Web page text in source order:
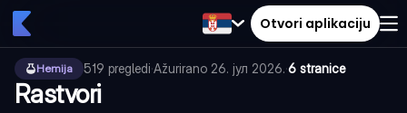
Otvori aplikaciju
Hemija 519 pregledi·Ažurirano 26. јул 2026.·6 stranice
Rastvori